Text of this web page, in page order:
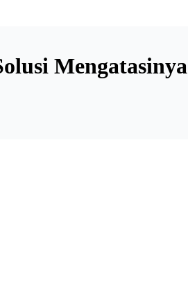
Mengatasinya